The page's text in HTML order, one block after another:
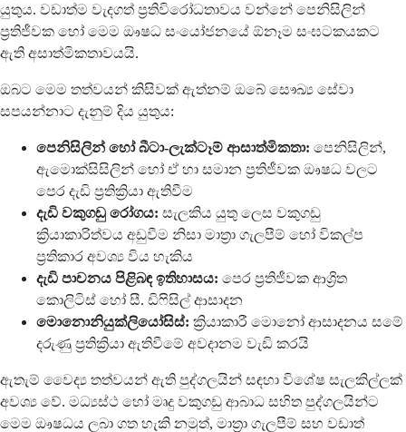
යුතුය. වඩාත්ම වැදගත් ප්‍රතිවිරෝධතාවය වන්නේ පෙනිසිලින්
ප්‍රතිජීවක හෝ මෙම ඖෂධ සංයෝජනයේ ඕනෑම සංඝටකයකට
ඇති අසාත්මිකතාවයයි.
ඔබට මෙම තත්වයන් කිසිවක් ඇත්නම් ඔබේ සෞඛ්‍ය සේවා
සපයන්නාට දැනුම් දිය යුතුය:
පෙනිසිලින් හෝ බීටා-ලැක්ටෑම් ආසාත්මිකතා: පෙනිසිලින්,
ඇමොක්සිසිලින් හෝ ඒ හා සමාන ප්‍රතිජීවක ඖෂධ වලට
පෙර දැඩි ප්‍රතික්‍රියා ඇතිවීම
දැඩි වකුගඩු රෝගය: සැලකිය යුතු ලෙස වකුගඩු
ක්‍රියාකාරිත්වය අඩුවීම නිසා මාත්‍රා ගැලපීම් හෝ විකල්ප
ප්‍රතිකාර අවශ්‍ය විය හැකිය
දැඩි පාචනය පිළිබඳ ඉතිහාසය: පෙර ප්‍රතිජීවක ආශ්‍රිත
කොලිටිස් හෝ සී. ඩිෆිසිල් ආසාදන
මොනොනියුක්ලියෝසිස්: ක්‍රියාකාරී මොනෝ ආසාදනය සමේ
දරුණු ප්‍රතික්‍රියා ඇතිවීමේ අවදානම වැඩි කරයි
ඇතැම් වෛද්‍ය තත්වයන් ඇති පුද්ගලයින් සඳහා විශේෂ සැලකිල්ලක්
අවශ්‍ය වේ. මධ්‍යස්ථ හෝ මෘදු වකුගඩු ආබාධ සහිත පුද්ගලයින්ට
මෙම ඖෂධය ලබා ගත හැකි නමුත්, මාත්‍රා ගැලපීම් සහ වඩාත්